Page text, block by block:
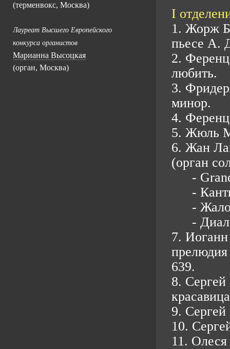
(терменвокс, Москва)
Лауреат Высшего Европейского
конкурса органистов
Марианна Высоцкая
(орган, Москва)
I
1. Жорж
пьесе А.
2.
любить.
3.
минор.
4.
5. Жюль
6. Жан
(орган
-
-
-
-
7.
639.
8.
9.
10.
11.